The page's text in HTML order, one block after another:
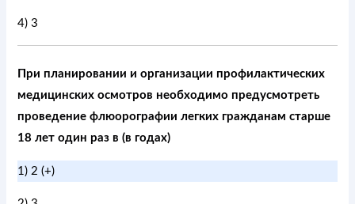
4) 3
При планировании и организации профилактических
медицинских осмотров необходимо предусмотреть
проведение флюорографии легких гражданам старше
18 лет один раз в (в годах)
1) 2 (+)